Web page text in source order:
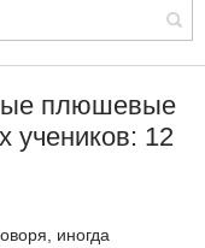
плюшевые
учеников: 12
иногда